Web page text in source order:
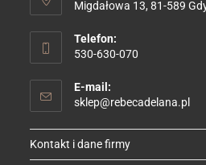
Migdałowa 13, 81-589
Telefon:
530-630-070
E-mail:
sklep@rebecadelana.pl
Kontakt i dane firmy